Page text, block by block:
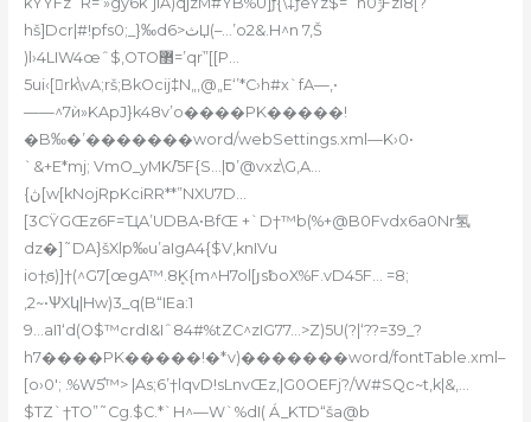
hš]Dcr|#!p
fs0;_}‰d6>ثЏ(–…’o2&.H^n 7,Š
)l›4LIW4œˆ$,OTO޲=’qrֺ”[[P…
5ui‹[rk\vA;rš;BkOcij‡N„‚@„E‘’*C›h#x`fA—,•
——^7ѝ»KApJ}k48v’o����PK�����!
�B‰�’�������word/webSettings.xml—K›0•
`&+E*mj; VmO_yMK/̏5F{S…|ס’@vxz\G,A…
{ڽ[w[kNojRpKciRR**”NXU7D…
[3CŸGŒz6F=ҴA’UDBA•BfŒ +`D†™b(%+@B0Fvdx6a0Nr氢
dz�]˜DA}šXlp‰u’aIgA4{$V‚knIVu
io†֤ϭ)]†(^G7[œgA™.8ܷK{m^H7ol[յsƀoX%F.vD45F… =8;
‚2~•ѰXկ|Hw)3_q(B“IEa:1
9…aI1‘d(O$™crdI&Iˆ84#%tZC^zIG77…>Z)5U(?|‘??=39_?
h7����PK�����!�*v)�������word/fontTable.xml–
[o›0′; .%W5֬™> |As;6’†lqvD!sLnvŒz,|G0OEFj?/W#SQc~t‚k|&,…
$TZ`†TO”˜Cg.$C.*`H^—W`%dI( Á_KTD“ša@b